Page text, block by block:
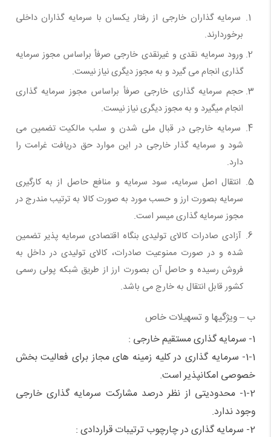
سرمایه گذاران خارجی از رفتار یکسان با سرمایه گذاران داخلی
برخوردارند.
ورود سرمایه نقدی و غیرنقدی خارجی صرفأ براساس مجوز سرمایه
گذاری انجام می گیرد و به مجوز دیگری نیاز نیست.
حجم سرمایه گذاری خارجی صرفأ براساس مجوز سرمایه گذاری
انجام میگیرد و به مجوز دیگری نیاز نیست.
سرمایه خارجی در قبال ملی شدن و سلب مالکیت تضمین می
شود و سرمایه گذار خارجی در این موارد حق دریافت غرامت را
دارد.
انتقال اصل سرمایه، سود سرمایه و منافع حاصل از به کارگیری
سرمایه بصورت ارز و حسب مورد به صورت کالا به ترتیب مندرج در
مجوز سرمایه گذاری میسر است.
آزادی صادرات کالای تولیدی بنگاه اقتصادی سرمایه پذیر تضمین
شده و در صورت ممنوعیت صادرات، کالای تولیدی در داخل به
فروش رسیده و حاصل آن بصورت ارز از طریق شبکه پولی رسمی
کشور قابل انتقال به خارج می باشد.
ب – ویژگیها و تسهیلات خاص
1- سرمایه گذاری مستقیم خارجی :
1-1- سرمایه گذاری در کلیه زمینه های مجاز برای فعالیت بخش
خصوصی امکانپذیر است.
1-2- محدودیتی از نظر درصد مشارکت سرمایه گذاری خارجی
وجود ندارد.
2- سرمایه گذاری در چارچوب ترتیبات قراردادی :